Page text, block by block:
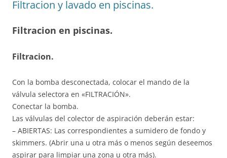
Filtracion y lavado en piscinas.
Filtracion en piscinas.
Filtracion.
Con la bomba desconectada, colocar el mando de la
válvula selectora en «FILTRACIÓN».
Conectar la bomba.
Las válvulas del colector de aspiración deberán estar:
– ABIERTAS: Las correspondientes a sumidero de fondo y
skimmers. (Abrir una u otra más o menos según deseemos
aspirar para limpiar una zona u otra más).